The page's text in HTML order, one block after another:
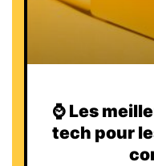
⌚️ Les
tech pour